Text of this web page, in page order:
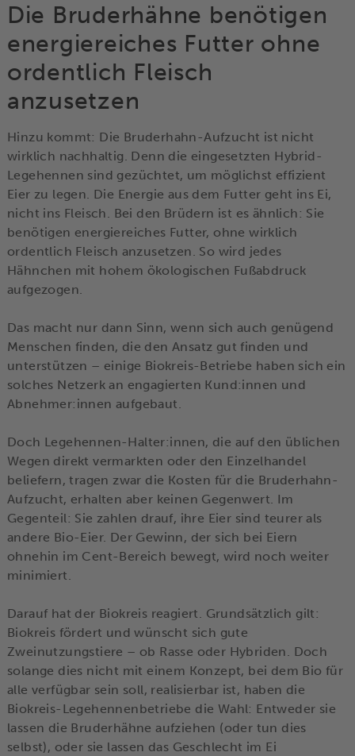
Die Bruderhähne benötigen
energiereiches Futter ohne
ordentlich Fleisch
anzusetzen
Hinzu kommt: Die Bruderhahn-Aufzucht ist nicht
wirklich nachhaltig. Denn die eingesetzten Hybrid-
Legehennen sind gezüchtet, um möglichst effizient
Eier zu legen. Die Energie aus dem Futter geht ins Ei,
nicht ins Fleisch. Bei den Brüdern ist es ähnlich: Sie
benötigen energiereiches Futter, ohne wirklich
ordentlich Fleisch anzusetzen. So wird jedes
Hähnchen mit hohem ökologischen Fußabdruck
aufgezogen.
Das macht nur dann Sinn, wenn sich auch genügend
Menschen finden, die den Ansatz gut finden und
unterstützen – einige Biokreis-Betriebe haben sich ein
solches Netzerk an engagierten Kund:innen und
Abnehmer:innen aufgebaut.
Doch Legehennen-Halter:innen, die auf den üblichen
Wegen direkt vermarkten oder den Einzelhandel
beliefern, tragen zwar die Kosten für die Bruderhahn-
Aufzucht, erhalten aber keinen Gegenwert. Im
Gegenteil: Sie zahlen drauf, ihre Eier sind teurer als
andere Bio-Eier. Der Gewinn, der sich bei Eiern
ohnehin im Cent-Bereich bewegt, wird noch weiter
minimiert.
Darauf hat der Biokreis reagiert. Grundsätzlich gilt:
Biokreis fördert und wünscht sich gute
Zweinutzungstiere – ob Rasse oder Hybriden. Doch
solange dies nicht mit einem Konzept, bei dem Bio für
alle verfügbar sein soll, realisierbar ist, haben die
Biokreis-Legehennenbetriebe die Wahl: Entweder sie
lassen die Bruderhähne aufziehen (oder tun dies
selbst), oder sie lassen das Geschlecht im Ei